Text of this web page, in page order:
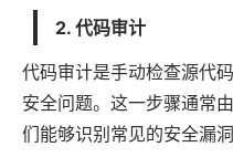
2. 代码审计
代码审计是手动检查源代
安全问题。这一步骤通常
们能够识别常见的安全漏